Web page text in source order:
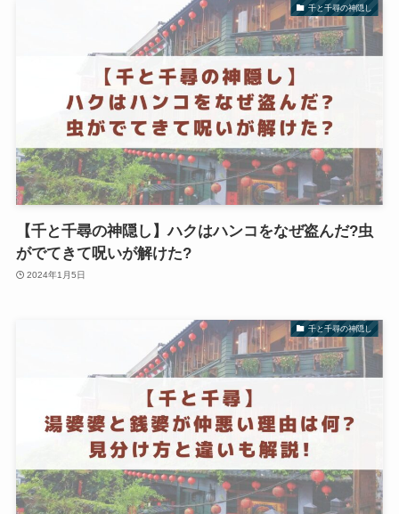
千と千尋の神隠し
【千と千尋の神隠し】ハクはハンコをなぜ盗んだ?虫
がでてきて呪いが解けた?
2024年1月5日
千と千尋の神隠し